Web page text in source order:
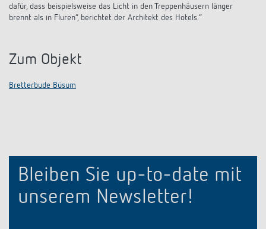
dafür, dass beispielsweise das Licht in den Treppenhäusern länger
brennt als in Fluren“, berichtet der Architekt des Hotels.“
Zum Objekt
Bretterbude Büsum
Bleiben Sie up-to-date mit
unserem Newsletter!